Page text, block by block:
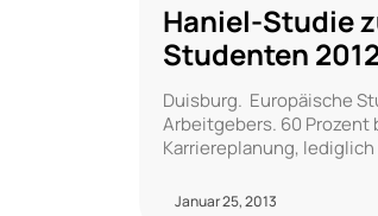
Haniel-Studie
Studenten
Duisburg. Europäische
Arbeitgebers. 60 Prozent
Karriereplanung,
Januar 25, 2013